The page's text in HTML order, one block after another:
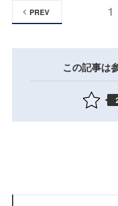
1
PREV
この記事は